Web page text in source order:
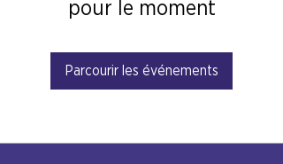
pour le moment
Parcourir les événements